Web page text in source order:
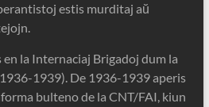
estis murditaj aŭ
la Internaciaj Brigadoj dum la
1939). De 1936-1939 aperis
bulteno de la CNT/FAI, kiun